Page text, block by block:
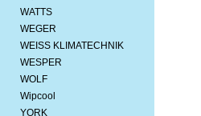
WATTS
WEGER
WEISS KLIMATECHNIK
WESPER
WOLF
Wipcool
YORK